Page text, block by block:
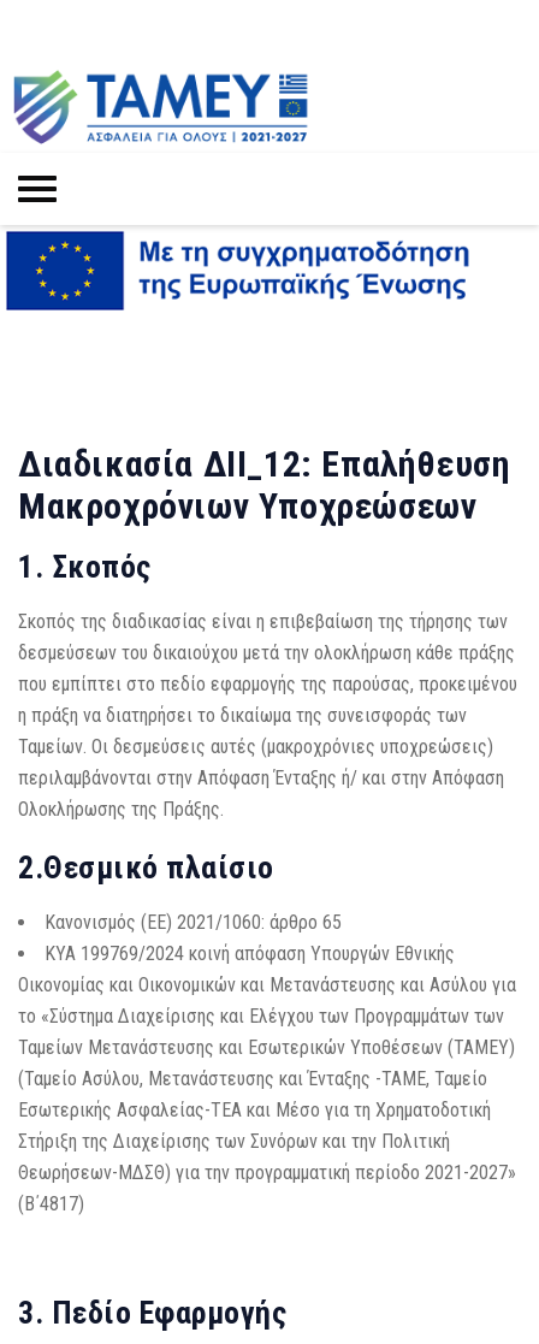
Διαδικασία ΔΙΙ_12: Επαλήθευση
Μακροχρόνιων Υποχρεώσεων
1. Σκοπός
Σκοπός της διαδικασίας είναι η επιβεβαίωση της τήρησης των
δεσμεύσεων του δικαιούχου μετά την ολοκλήρωση κάθε πράξης
που εμπίπτει στο πεδίο εφαρμογής της παρούσας, προκειμένου
η πράξη να διατηρήσει το δικαίωμα της συνεισφοράς των
Ταμείων. Οι δεσμεύσεις αυτές (μακροχρόνιες υποχρεώσεις)
περιλαμβάνονται στην Απόφαση Ένταξης ή/ και στην Απόφαση
Ολοκλήρωσης της Πράξης.
2.Θεσμικό πλαίσιο
Κανονισμός (ΕΕ) 2021/1060: άρθρο 65
ΚΥΑ 199769/2024 κοινή απόφαση Υπουργών Εθνικής
Οικονομίας και Οικονομικών και Μετανάστευσης και Ασύλου για
το «Σύστημα Διαχείρισης και Ελέγχου των Προγραμμάτων των
Ταμείων Μετανάστευσης και Εσωτερικών Υποθέσεων (ΤΑΜΕΥ)
(Ταμείο Ασύλου, Μετανάστευσης και Ένταξης -ΤΑΜΕ, Ταμείο
Εσωτερικής Ασφαλείας-ΤΕΑ και Μέσο για τη Χρηματοδοτική
Στήριξη της Διαχείρισης των Συνόρων και την Πολιτική
Θεωρήσεων-ΜΔΣΘ) για την προγραμματική περίοδο 2021-2027»
(Β΄4817)
3. Πεδίο Εφαρμογής